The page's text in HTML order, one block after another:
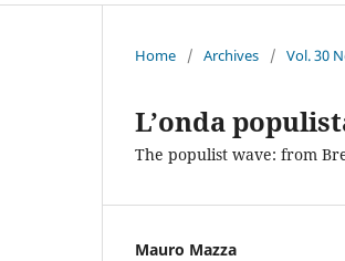
Home / Archives / Vol. 30
L’onda
The populist wave: from
Mauro Mazza